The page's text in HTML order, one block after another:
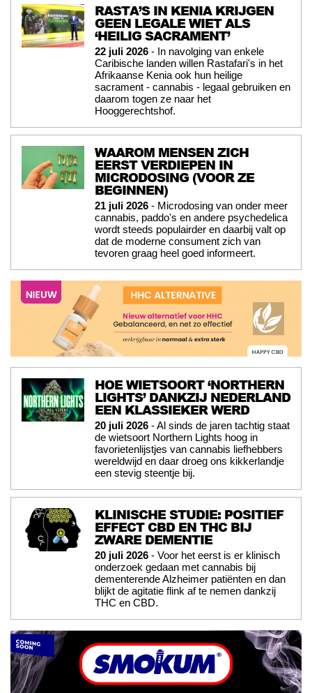
RASTA’S IN KENIA KRIJGEN
GEEN LEGALE WIET ALS
‘HEILIG SACRAMENT’
22 juli 2026 - In navolging van enkele
Caribische landen willen Rastafari's in het
Afrikaanse Kenia ook hun heilige
sacrament - cannabis - legaal gebruiken en
daarom togen ze naar het
Hooggerechtshof.
WAAROM MENSEN ZICH
EERST VERDIEPEN IN
MICRODOSING (VOOR ZE
BEGINNEN)
21 juli 2026 - Microdosing van onder meer
cannabis, paddo's en andere psychedelica
wordt steeds populairder en daarbij valt op
dat de moderne consument zich van
tevoren graag heel goed informeert.
HOE WIETSOORT ‘NORTHERN
LIGHTS’ DANKZIJ NEDERLAND
EEN KLASSIEKER WERD
20 juli 2026 - Al sinds de jaren tachtig staat
de wietsoort Northern Lights hoog in
favorietenlijstjes van cannabis liefhebbers
wereldwijd en daar droeg ons kikkerlandje
een stevig steentje bij.
KLINISCHE STUDIE: POSITIEF
EFFECT CBD EN THC BIJ
ZWARE DEMENTIE
20 juli 2026 - Voor het eerst is er klinisch
onderzoek gedaan met cannabis bij
dementerende Alzheimer patiënten en dan
blijkt de agitatie flink af te nemen dankzij
THC en CBD.